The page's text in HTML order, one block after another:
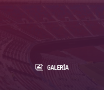
LABEL.ARIA.GALLERY
GALERÍA